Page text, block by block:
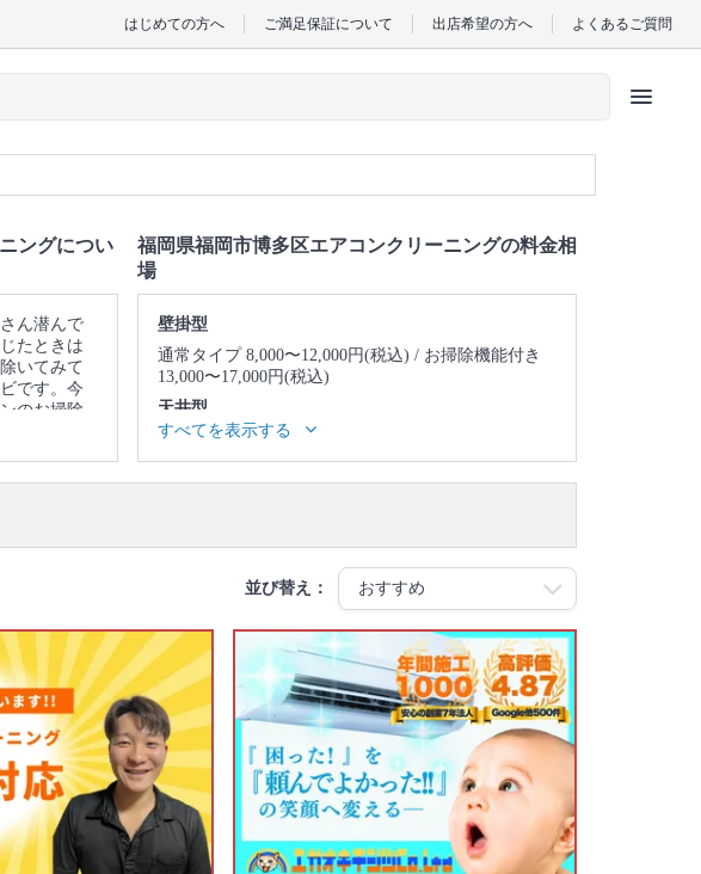
はじめての方へ ご満足保証について 出店希望の方へ よくあるご質問
menu
ングについ
ん潜んで
たときは
いてみて
です。今
のお掃除
りませ
徹底的に
がおすす
のプロの
ってくだ
たにあっ
グの作業
ィン（熱交
/ 作業場所
は共通料金
福岡県福岡市博多区エアコンクリーニングの料金相
場
壁掛型
通常タイプ 8,000〜12,000円(税込)
お掃除機能付き
13,000〜17,000円(税込)
天井型
天井埋め込み型1方向 23,000〜27,000円(税込)
埋め込み型2方向 25,000〜29,000円(税込)
天井埋め
込み型4方向 24,000〜28,000円(税込)
天井吊り型
すべてを表示する
並び替え：